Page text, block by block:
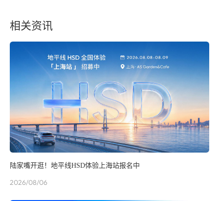
相关资讯
陆家嘴开逛！地平线HSD体验上海站报名中
2026/08/06